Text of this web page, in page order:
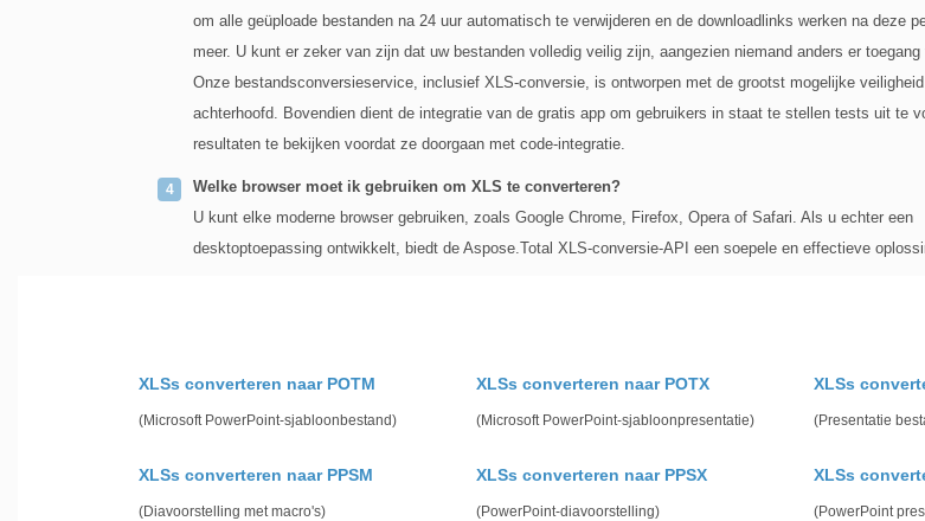
om alle geüploade bestanden na 24 uur automatisch te verwijderen en de downloadlinks werken na deze
meer. U kunt er zeker van zijn dat uw bestanden volledig veilig zijn, aangezien niemand anders er toegang
Onze bestandsconversieservice, inclusief XLS-conversie, is ontworpen met de grootst mogelijke
achterhoofd. Bovendien dient de integratie van de gratis app om gebruikers in staat te stellen tests uit te
resultaten te bekijken voordat ze doorgaan met code-integratie.
Welke browser moet ik gebruiken om XLS te converteren?
U kunt elke moderne browser gebruiken, zoals Google Chrome, Firefox, Opera of Safari. Als u echter een
desktoptoepassing ontwikkelt, biedt de Aspose.Total XLS-conversie-API een soepele en effectieve
XLSs converteren naar POTM
(Microsoft PowerPoint-sjabloonbestand)
XLSs converteren naar POTX
(Microsoft PowerPoint-sjabloonpresentatie)
XLSs
(Presentatie
XLSs converteren naar PPSM
(Diavoorstelling met macro's)
XLSs converteren naar PPSX
(PowerPoint-diavoorstelling)
XLSs
(PowerPoint